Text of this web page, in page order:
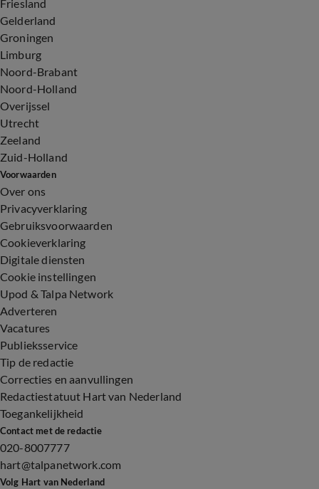
Friesland
Gelderland
Groningen
Limburg
Noord-Brabant
Noord-Holland
Overijssel
Utrecht
Zeeland
Zuid-Holland
Voorwaarden
Over ons
Privacyverklaring
Gebruiksvoorwaarden
Cookieverklaring
Digitale diensten
Cookie instellingen
Upod & Talpa Network
Adverteren
Vacatures
Publieksservice
Tip de redactie
Correcties en aanvullingen
Redactiestatuut Hart van Nederland
Toegankelijkheid
Contact met de redactie
020-8007777
hart@talpanetwork.com
Volg Hart van Nederland